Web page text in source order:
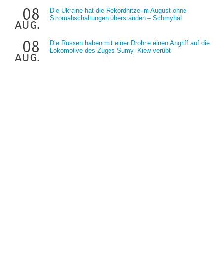
08
aug.
Die Ukraine hat die Rekordhitze im August ohne
Stromabschaltungen überstanden – Schmyhal
08
aug.
Die Russen haben mit einer Drohne einen Angriff auf die
Lokomotive des Zuges Sumy–Kiew verübt